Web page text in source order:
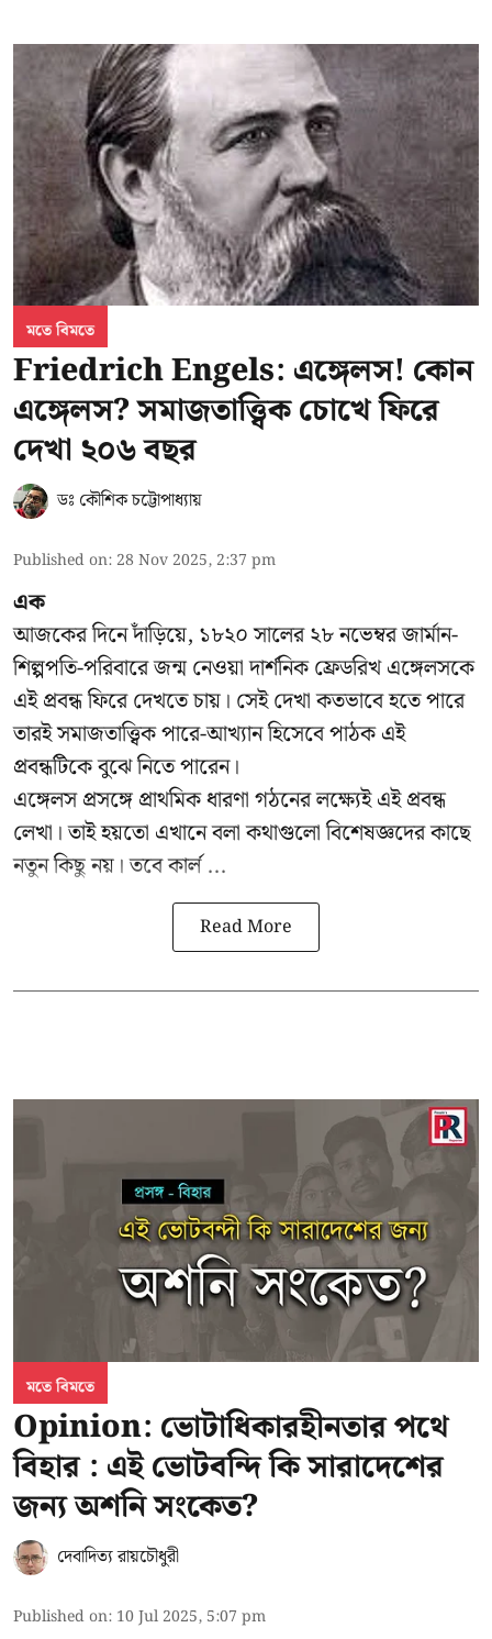
মতে বিমতে
Friedrich Engels: এঙ্গেলস! কোন
এঙ্গেলস? সমাজতাত্ত্বিক চোখে ফিরে
দেখা ২০৬ বছর
ডঃ কৌশিক চট্টোপাধ্যায়
Published on: 28 Nov 2025, 2:37 pm
এক
আজকের দিনে দাঁড়িয়ে, ১৮২০ সালের ২৮ নভেম্বর জার্মান-
শিল্পপতি-পরিবারে জন্ম নেওয়া দার্শনিক ফ্রেডরিখ এঙ্গেলসকে
এই প্রবন্ধ ফিরে দেখতে চায়। সেই দেখা কতভাবে হতে পারে
তারই সমাজতাত্ত্বিক পারে-আখ্যান হিসেবে পাঠক এই
প্রবন্ধটিকে বুঝে নিতে পারেন।
এঙ্গেলস প্রসঙ্গে প্রাথমিক ধারণা গঠনের লক্ষ্যেই এই প্রবন্ধ
লেখা। তাই হয়তো এখানে বলা কথাগুলো বিশেষজ্ঞদের কাছে
নতুন কিছু নয়। তবে কার্ল ...
Read More
মতে বিমতে
Opinion: ভোটাধিকারহীনতার পথে
বিহার : এই ভোটবন্দি কি সারাদেশের
জন্য অশনি সংকেত?
দেবাদিত্য রায়চৌধুরী
Published on: 10 Jul 2025, 5:07 pm